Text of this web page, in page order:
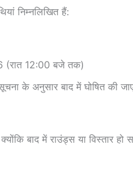
निम्नलिखित हैं:
(रात 12:00 बजे तक)
के अनुसार बाद में घोषित की
बाद में राउंड्स या विस्तार हो